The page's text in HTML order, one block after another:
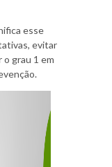
esse
evitar
grau 1 em